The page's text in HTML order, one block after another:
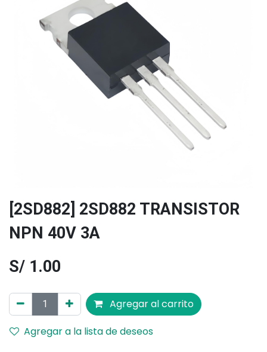
[2SD882] 2SD882 TRANSISTOR
NPN 40V 3A
S/ 1.00
Agregar al carrito
Agregar a la lista de deseos